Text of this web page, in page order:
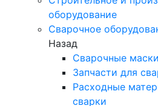
оборудование
Сварочное
Назад
Сварочные маски
Запчасти для
Расходные
сварки